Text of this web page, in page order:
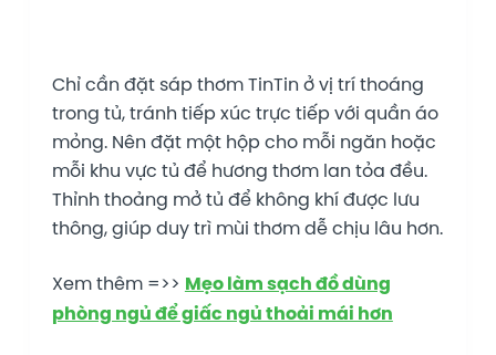
Chỉ cần đặt sáp thơm TinTin ở vị trí thoáng
trong tủ, tránh tiếp xúc trực tiếp với quần áo
mỏng. Nên đặt một hộp cho mỗi ngăn hoặc
mỗi khu vực tủ để hương thơm lan tỏa đều.
Thỉnh thoảng mở tủ để không khí được lưu
thông, giúp duy trì mùi thơm dễ chịu lâu hơn.
Xem thêm =>> Mẹo làm sạch đồ dùng
phòng ngủ để giấc ngủ thoải mái hơn